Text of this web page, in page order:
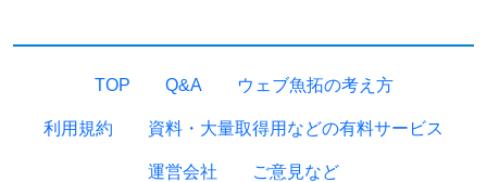
TOP Q&A ウェブ魚拓の考え方
利用規約 資料・大量取得用などの有料サービス
運営会社 ご意見など